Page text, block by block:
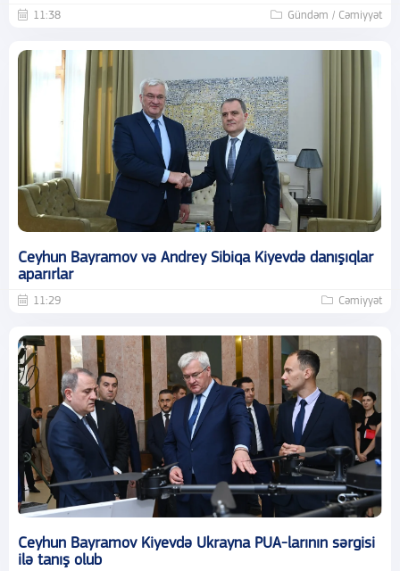
11:38 Gündəm / Cəmiyyət
Ceyhun Bayramov və Andrey Sibiqa Kiyevdə danışıqlar
aparırlar
11:29 Cəmiyyət
Ceyhun Bayramov Kiyevdə Ukrayna PUA-larının sərgisi
ilə tanış olub